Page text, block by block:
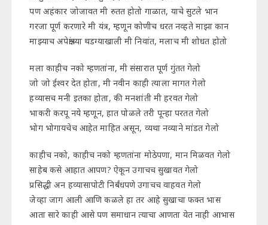
पण अहंकार जोजावत मी रुतत होतो गाळात, याचे सुटले भान
गरजा पूर्ण करणारे मी यंत्र, म्हणून कोणीच धरत नव्हते माझा कान
माझ्याच अपेक्षांच्या थडग्याखाली मी निवांत, मलाच मी शोधत होतो
मला काहीच नको म्हणतांना, मी संसारात पूर्ण गुंतत गेलो
जो जो ईश्वर देत होता, मी नवीन काही त्याला मागत गेलो
हव्यासच मनी इतका होता, की मनशांती मी हरवत गेलो
भाकरी करपू नये म्हणून, हात पोळले तरी पून्हा परतत गेलो
भोग भोगायचेच आहेत माहित असून, व्यथा नव्याने मांडत गेलो
काहीच नको, काहीच नको म्हणतांना मोठेपणा, मान मिळवत गेलो
साहेब कसे आहात आपण? ऐकून उगाचच सुखावत गेलो
प्रसिद्धी अन हव्यासापोटी निर्बंधपणे उगाचच वाहवत गेलो
जेव्हा जाग आली आणि कळले हा तर आहे सुखाचा फक्त भास
आता सारे काही आसे पण समाधान त्याचा आणता येत नाही आभास